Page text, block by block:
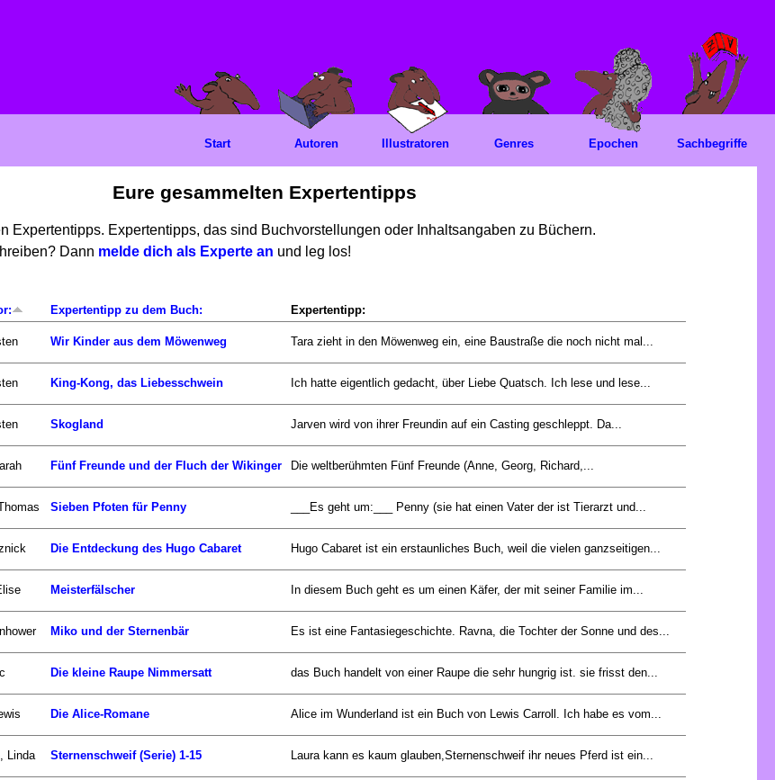
Eure gesammelten Expertentipps
Expertentipps. Expertentipps, das sind Buchvorstellungen oder Inhaltsangaben zu Büchern.
Dann melde dich als Experte an und leg los!
Expertentipp zu dem Buch: Expertentipp:
Wir Kinder aus dem Möwenweg Tara zieht in den Möwenweg ein, eine Baustraße die noch nicht mal...
King-Kong, das Liebesschwein Ich hatte eigentlich gedacht, über Liebe Quatsch. Ich lese und lese...
Skogland Jarven wird von ihrer Freundin auf ein Casting geschleppt. Da...
Fünf Freunde und der Fluch der Wikinger Die weltberühmten Fünf Freunde (Anne, Georg, Richard,...
Sieben Pfoten für Penny ___Es geht um:___ Penny (sie hat einen Vater der ist Tierarzt und...
Die Entdeckung des Hugo Cabaret Hugo Cabaret ist ein erstaunliches Buch, weil die vielen ganzseitigen...
Meisterfälscher In diesem Buch geht es um einen Käfer, der mit seiner Familie im...
Miko und der Sternenbär Es ist eine Fantasiegeschichte. Ravna, die Tochter der Sonne und des...
Die kleine Raupe Nimmersatt das Buch handelt von einer Raupe die sehr hungrig ist. sie frisst den...
Die Alice-Romane Alice im Wunderland ist ein Buch von Lewis Carroll. Ich habe es vom...
Linda Sternenschweif (Serie) 1-15 Laura kann es kaum glauben,Sternenschweif ihr neues Pferd ist ein...
Start Autoren Illustratoren Genres Epochen Sachbegriffe